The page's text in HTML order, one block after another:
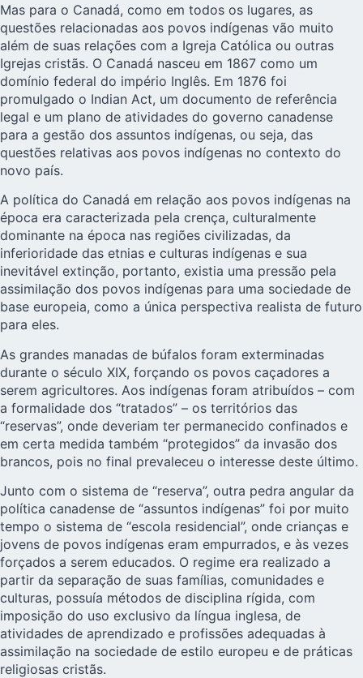
Mas para o Canadá, como em todos os lugares, as
questões relacionadas aos povos indígenas vão muito
além de suas relações com a Igreja Católica ou outras
Igrejas cristãs. O Canadá nasceu em 1867 como um
domínio federal do império Inglês. Em 1876 foi
promulgado o Indian Act, um documento de referência
legal e um plano de atividades do governo canadense
para a gestão dos assuntos indígenas, ou seja, das
questões relativas aos povos indígenas no contexto do
novo país.
A política do Canadá em relação aos povos indígenas na
época era caracterizada pela crença, culturalmente
dominante na época nas regiões civilizadas, da
inferioridade das etnias e culturas indígenas e sua
inevitável extinção, portanto, existia uma pressão pela
assimilação dos povos indígenas para uma sociedade de
base europeia, como a única perspectiva realista de futuro
para eles.
As grandes manadas de búfalos foram exterminadas
durante o século XIX, forçando os povos caçadores a
serem agricultores. Aos indígenas foram atribuídos – com
a formalidade dos “tratados” – os territórios das
“reservas”, onde deveriam ter permanecido confinados e
em certa medida também “protegidos” da invasão dos
brancos, pois no final prevaleceu o interesse deste último.
Junto com o sistema de “reserva”, outra pedra angular da
política canadense de “assuntos indígenas” foi por muito
tempo o sistema de “escola residencial”, onde crianças e
jovens de povos indígenas eram empurrados, e às vezes
forçados a serem educados. O regime era realizado a
partir da separação de suas famílias, comunidades e
culturas, possuía métodos de disciplina rígida, com
imposição do uso exclusivo da língua inglesa, de
atividades de aprendizado e profissões adequadas à
assimilação na sociedade de estilo europeu e de práticas
religiosas cristãs.